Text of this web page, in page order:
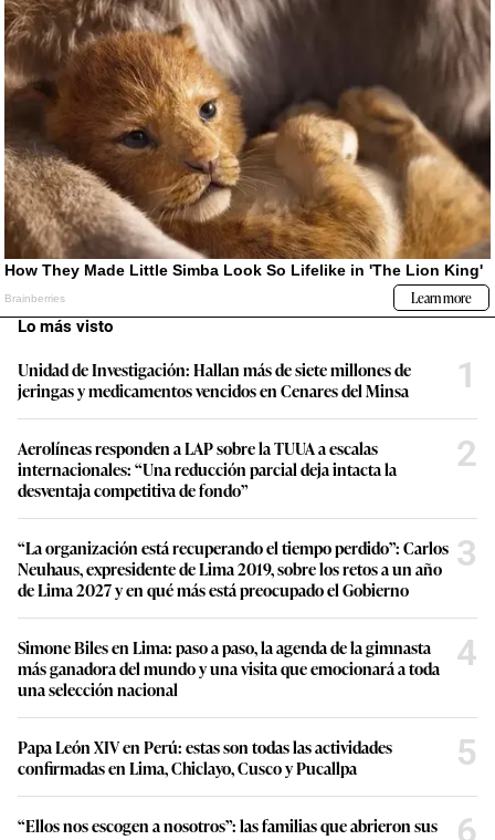
Lo más visto
Unidad de Investigación: Hallan más de siete millones de
jeringas y medicamentos vencidos en Cenares del Minsa
1
Aerolíneas responden a LAP sobre la TUUA a escalas
internacionales: “Una reducción parcial deja intacta la
desventaja competitiva de fondo”
2
“La organización está recuperando el tiempo perdido”: Carlos
Neuhaus, expresidente de Lima 2019, sobre los retos a un año
de Lima 2027 y en qué más está preocupado el Gobierno
3
Simone Biles en Lima: paso a paso, la agenda de la gimnasta
más ganadora del mundo y una visita que emocionará a toda
una selección nacional
4
Papa León XIV en Perú: estas son todas las actividades
confirmadas en Lima, Chiclayo, Cusco y Pucallpa
5
“Ellos nos escogen a nosotros”: las familias que abrieron sus
6